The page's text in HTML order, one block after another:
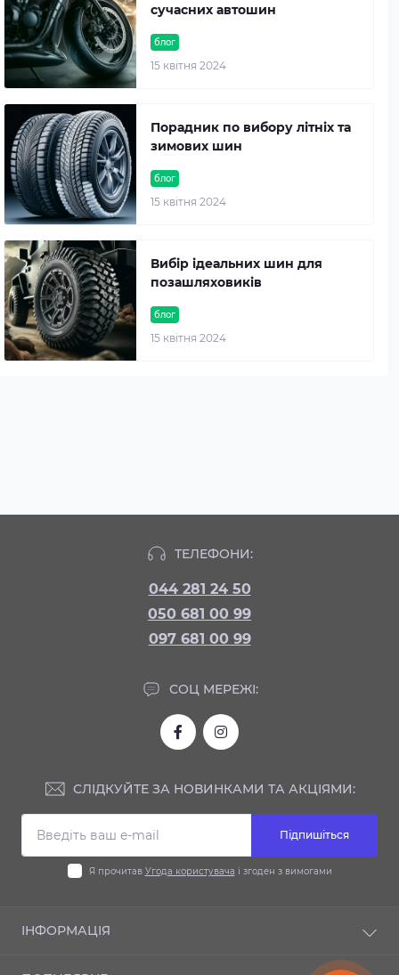
блог
15 квітня 2024
сучасних автошин
блог
15 квітня 2024
Порадник по вибору літніх та
зимових шин
блог
15 квітня 2024
Вибір ідеальних шин для
позашляховиків
ТЕЛЕФОНИ:
044 281 24 50
050 681 00 99
097 681 00 99
СОЦ МЕРЕЖІ:
СЛІДКУЙТЕ ЗА НОВИНКАМИ ТА АКЦІЯМИ:
Підпишіться
Я прочитав Угода користувача і згоден з вимогами
ІНФОРМАЦІЯ